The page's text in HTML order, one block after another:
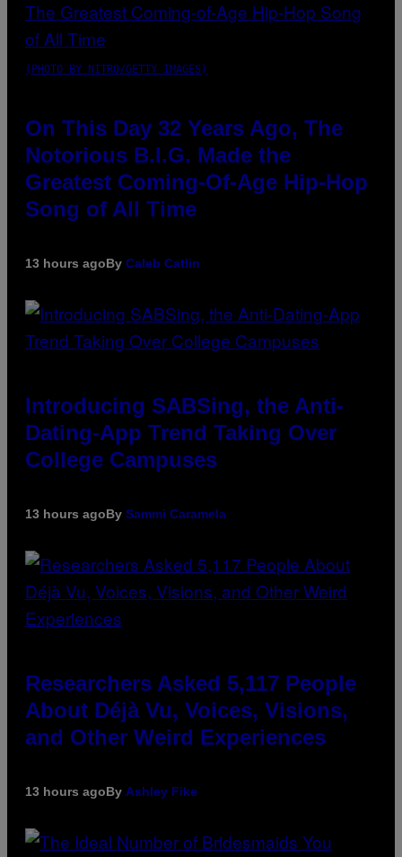
(PHOTO BY NITRO/GETTY IMAGES)
On This Day 32 Years Ago, The
Notorious B.I.G. Made the
Greatest Coming-Of-Age Hip-Hop
Song of All Time
13 hours agoBy Caleb Catlin
Introducing SABSing, the Anti-
Dating-App Trend Taking Over
College Campuses
13 hours agoBy Sammi Caramela
Researchers Asked 5,117 People
About Déjà Vu, Voices, Visions,
and Other Weird Experiences
13 hours agoBy Ashley Fike